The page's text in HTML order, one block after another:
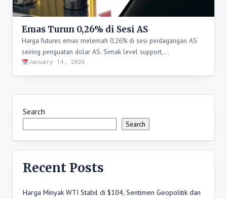
Emas Turun 0,26% di Sesi AS
Harga futures emas melemah 0,26% di sesi perdagangan AS
seiring penguatan dolar AS. Simak level support,…
January 14, 2026
Search
Search
Recent Posts
Harga Minyak WTI Stabil di $104, Sentimen Geopolitik dan